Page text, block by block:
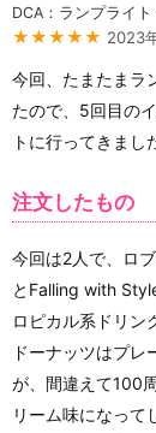
DCA：ランプライ
★★★★★ 2023
今回、たまたまラ
たので、5回目の
トに行ってきまし
注文したもの
今回は2人で、ロ
とFalling with
ロピカル系ドリン
ドーナッツはプレ
が、間違えて100
リーム味になって